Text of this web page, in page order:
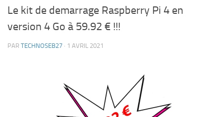
Le kit de demarrage Raspberry Pi 4 en
version 4 Go à 59.92 € !!!
PAR TECHNOSEB27 · 1 AVRIL 2021